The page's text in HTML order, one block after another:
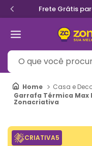
Frete Grátis
O que você procura?
Casa e
Garrafa Térmica Max
Zonacriativa
CRIATIVA5